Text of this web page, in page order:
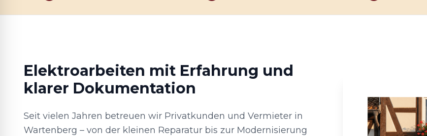
Elektroarbeiten mit Erfahrung und
klarer Dokumentation
Seit vielen Jahren betreuen wir Privatkunden und Vermieter in
Wartenberg – von der kleinen Reparatur bis zur Modernisierung